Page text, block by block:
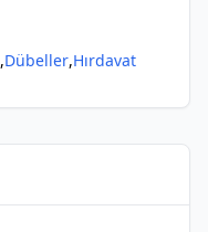
,Dübeller,Hırdavat